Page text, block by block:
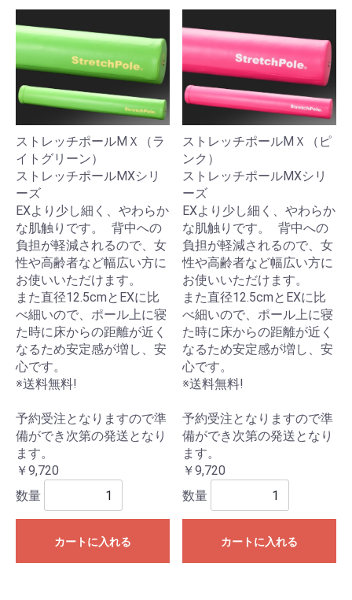
ストレッチポールMＸ（ラ
イトグリーン）
ストレッチポールMXシリ
ーズ
EXより少し細く、やわらか
な肌触りです。 背中への
負担が軽減されるので、女
性や高齢者など幅広い方に
お使いいただけます。
また直径12.5cmとEXに比
べ細いので、ポール上に寝
た時に床からの距離が近く
なるため安定感が増し、安
心です。
※送料無料!
予約受注となりますので準
備ができ次第の発送となり
ます。
￥9,720
数量
カートに入れる
ストレッチポールMＸ（ピ
ンク）
ストレッチポールMXシリ
ーズ
EXより少し細く、やわらか
な肌触りです。 背中への
負担が軽減されるので、女
性や高齢者など幅広い方に
お使いいただけます。
また直径12.5cmとEXに比
べ細いので、ポール上に寝
た時に床からの距離が近く
なるため安定感が増し、安
心です。
※送料無料!
予約受注となりますので準
備ができ次第の発送となり
ます。
￥9,720
数量
カートに入れる